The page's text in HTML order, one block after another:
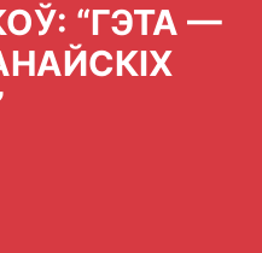
“ГЭТА —